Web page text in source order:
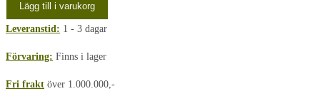
sensor
med
LED
3000K
Lägg till i varukorg
Leveranstid: 1 - 3 dagar
Förvaring: Finns i lager
Fri frakt över 1.000.000,-